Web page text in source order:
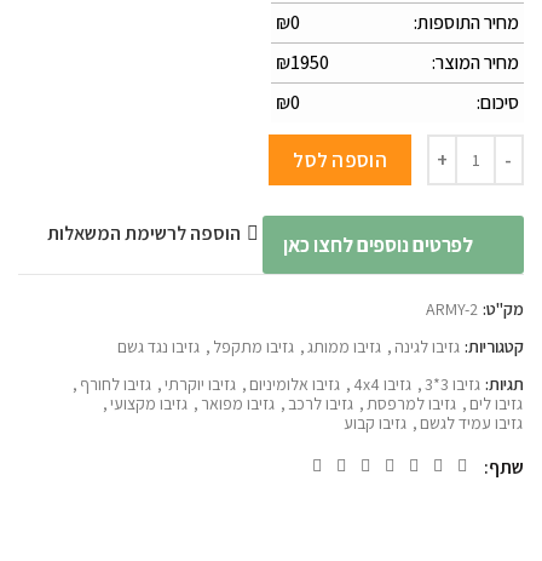
מחיר התוספות: ₪0
מחיר המוצר:
₪1950
סיכום:
₪0
כמות של גזיבו מתכת מקצועי ממותג גודל 3x3 מטר
הוספה לסל
לפרטים נוספים לחצו כאן הוספה לרשימת המשאלות
מק"ט: ARMY-2
קטגוריות: גזיבו לגינה , גזיבו ממותג, גזיבו מתקפל , גזיבו נגד גשם
תגיות: גזיבו 3*3 , גזיבו 4x4 , גזיבו אלומיניום , גזיבו יוקרתי, גזיבו לחורף ,
גזיבו לים , גזיבו למרפסת, גזיבו לרכב , גזיבו מפואר , גזיבו מקצועי,
גזיבו עמיד לגשם , גזיבו קבוע
שתף